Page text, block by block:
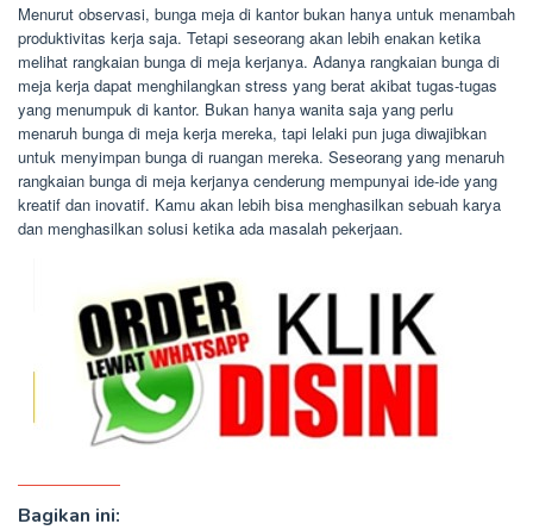
Menurut observasi, bunga meja di kantor bukan hanya untuk menambah
produktivitas kerja saja. Tetapi seseorang akan lebih enakan ketika
melihat rangkaian bunga di meja kerjanya. Adanya rangkaian bunga di
meja kerja dapat menghilangkan stress yang berat akibat tugas-tugas
yang menumpuk di kantor. Bukan hanya wanita saja yang perlu
menaruh bunga di meja kerja mereka, tapi lelaki pun juga diwajibkan
untuk menyimpan bunga di ruangan mereka. Seseorang yang menaruh
rangkaian bunga di meja kerjanya cenderung mempunyai ide-ide yang
kreatif dan inovatif. Kamu akan lebih bisa menghasilkan sebuah karya
dan menghasilkan solusi ketika ada masalah pekerjaan.
Bagikan ini: